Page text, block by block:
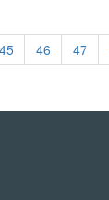
45 46 47